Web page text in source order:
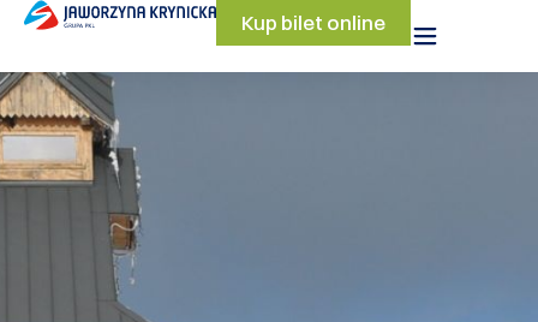
Kup bilet online